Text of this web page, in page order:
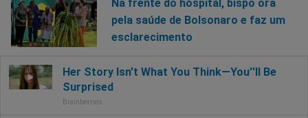
Na frente do hospital, bispo ora
pela saúde de Bolsonaro e faz um
esclarecimento